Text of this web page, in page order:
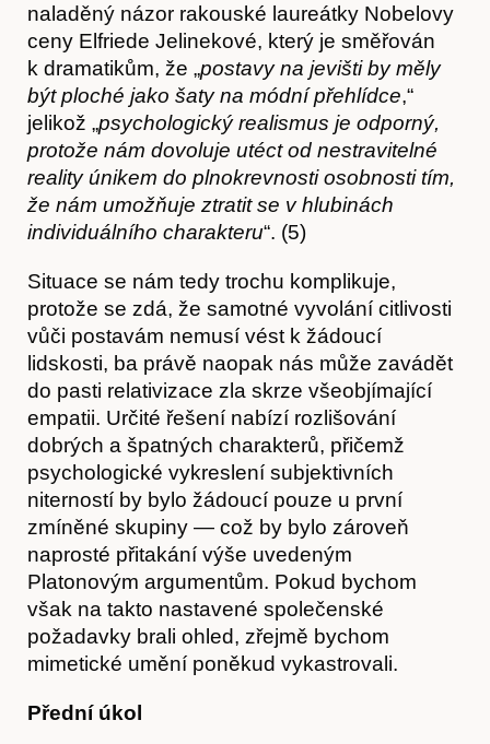
Hostcast
naladěný názor rakouské laureátky Nobelovy
ceny Elfriede Jelinekové, který je směřován
k dramatikům, že „postavy na jevišti by měly
být ploché jako šaty na módní přehlídce,“
jelikož „psychologický realismus je odporný,
protože nám dovoluje utéct od nestravitelné
reality únikem do plnokrevnosti osobnosti tím,
že nám umožňuje ztratit se v hlubinách
individuálního charakteru“. (5)
Situace se nám tedy trochu komplikuje,
protože se zdá, že samotné vyvolání citlivosti
vůči postavám nemusí vést k žádoucí
lidskosti, ba právě naopak nás může zavádět
do pasti relativizace zla skrze všeobjímající
empatii. Určité řešení nabízí rozlišování
dobrých a špatných charakterů, přičemž
psychologické vykreslení subjektivních
niterností by bylo žádoucí pouze u první
zmíněné skupiny — což by bylo zároveň
naprosté přitakání výše uvedeným
Platonovým argumentům. Pokud bychom
však na takto nastavené společenské
požadavky brali ohled, zřejmě bychom
mimetické umění poněkud vykastrovali.
Přední úkol